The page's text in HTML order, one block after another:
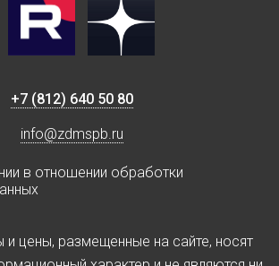
+7 (812) 640 50 80
info@zdmspb.ru
в отношении обработки
и цены, размещенные на сайте, носят